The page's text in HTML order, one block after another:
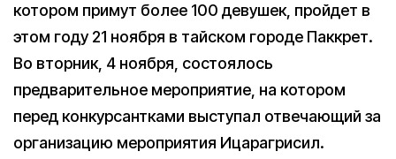
котором примут более 100 девушек, пройдет в
этом году 21 ноября в тайском городе Паккрет.
Во вторник, 4 ноября, состоялось
предварительное мероприятие, на котором
перед конкурсантками выступал отвечающий за
организацию мероприятия Ицарагрисил.